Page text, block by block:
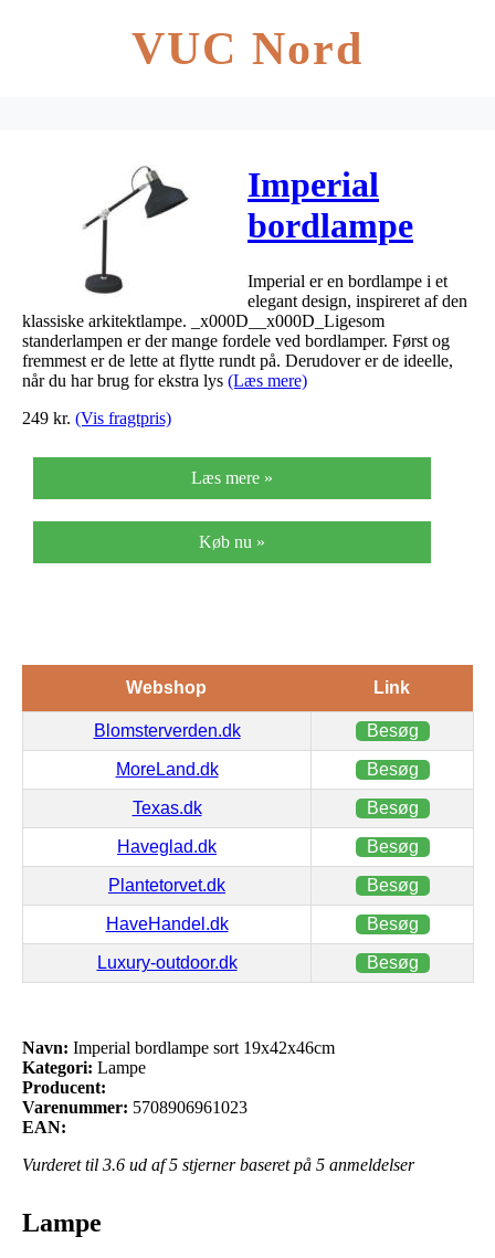
VUC Nord
Imperial
bordlampe
sort
19x42x46cm
Imperial er en bordlampe i et
elegant design, inspireret af den
klassiske arkitektlampe. _x000D__x000D_Ligesom
standerlampen er der mange fordele ved bordlamper. Først og
fremmest er de lette at flytte rundt på. Derudover er de ideelle,
når du har brug for ekstra lys (Læs mere)
249 kr. (Vis fragtpris)
Læs mere »
Køb nu »
Webshop Link
Blomsterverden.dk Besøg
MoreLand.dk Besøg
Texas.dk Besøg
Haveglad.dk Besøg
Plantetorvet.dk Besøg
HaveHandel.dk Besøg
Luxury-outdoor.dk Besøg
Navn: Imperial bordlampe sort 19x42x46cm
Kategori: Lampe
Producent:
Varenummer: 5708906961023
EAN:
Vurderet til 3.6 ud af 5 stjerner baseret på 5 anmeldelser
Lampe